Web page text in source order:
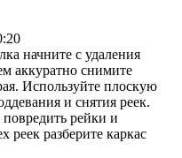
начните с удаления
аккуратно снимите
Используйте плоскую
и снятия реек.
рейки и
реек разберите каркас